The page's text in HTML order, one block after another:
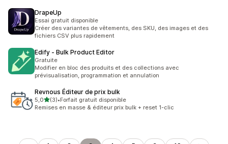
DrapeUp
Essai gratuit disponible
Créer des variantes de vêtements, des SKU, des images et des
fichiers CSV plus rapidement
Edify ‑ Bulk Product Editor
Gratuite
Modifier en bloc des produits et des collections avec
prévisualisation, programmation et annulation
Revnous Éditeur de prix bulk
5,0étoile(s) sur 5
(3)
3 avis au total
•Forfait gratuit disponible
Remises en masse & éditeur prix bulk + reset 1-clic